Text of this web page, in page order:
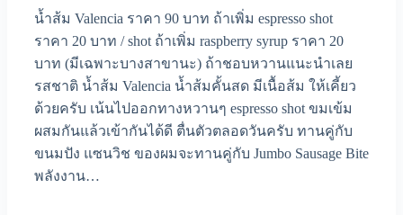
น้ำส้ม Valencia ราคา 90 บาท ถ้าเพิ่ม espresso shot
ราคา 20 บาท / shot ถ้าเพิ่ม raspberry syrup ราคา 20
บาท (มีเฉพาะบางสาขานะ) ถ้าชอบหวานแนะนำเลย
รสชาติ น้ำส้ม Valencia น้ำส้มคั้นสด มีเนื้อส้ม ให้เคี้ยว
ด้วยครับ เน้นไปออกทางหวานๆ espresso shot ขมเข้ม
ผสมกันแล้วเข้ากันได้ดี ตื่นตัวตลอดวันครับ ทานคู่กับ
ขนมปัง แซนวิช ของผมจะทานคู่กับ Jumbo Sausage Bite
พลังงาน…